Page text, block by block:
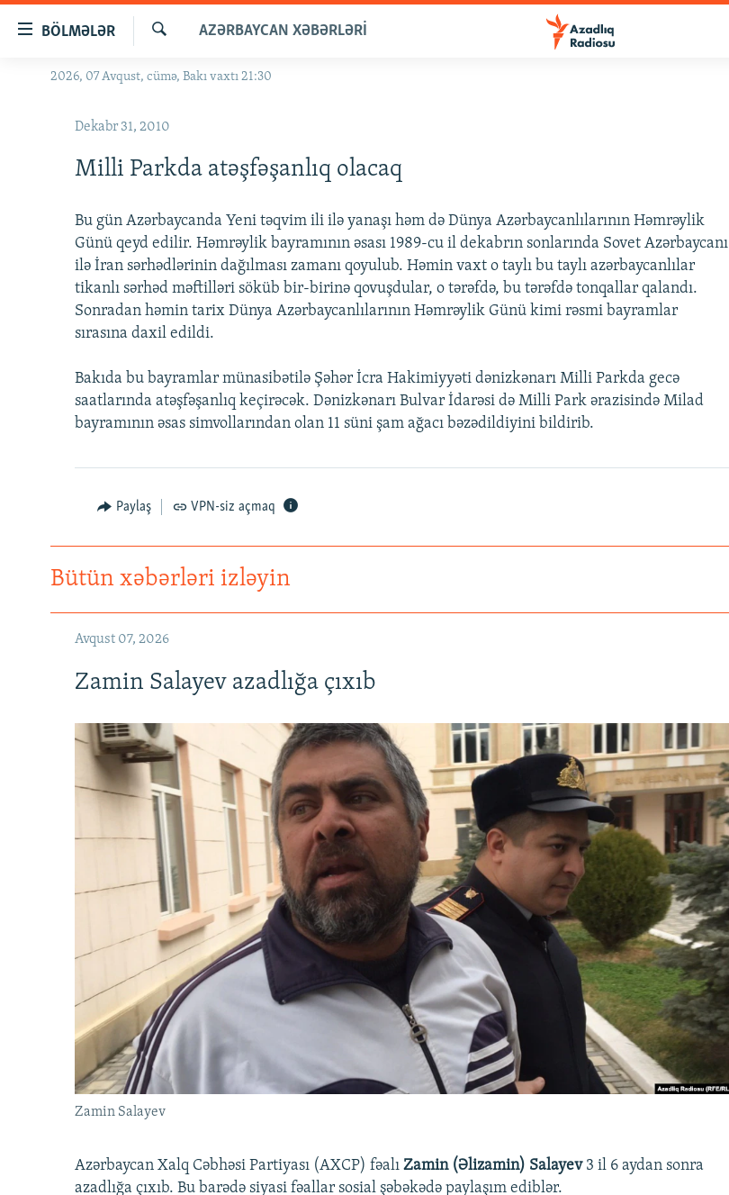
naviqasiyaya
BÖLMƏLƏR
GÜNDƏM
#ƏSLINDƏ
FƏRQƏ BAX
QANUNI DOĞRU
ARAŞDIRMA
MULTIMEDIA
FOTOQALEREYA
İNFOQRAFIKA
RADIO ARXIV
OXU ZALI
AZƏRBAYCAN ƏDƏBIYYATI KITABXANASI
İZ - MƏDƏNIYYƏT PROQRAMI
HAQQIMIZDA
MISSIYAMIZ
XƏBƏR BÜLLETENLƏRIMIZ
Axtar
AZƏRBAYCAN XƏBƏRLƏRI
2026, 07 Avqust, cümə, Bakı vaxtı 21:30
Dekabr 31, 2010
Milli Parkda atəşfəşanlıq olacaq
Bu gün Azərbaycanda Yeni təqvim ili ilə yanaşı həm də Dünya Azərbaycanlılarının Həmrəylik
Günü qeyd edilir. Həmrəylik bayramının əsası 1989-cu il dekabrın sonlarında Sovet Azərbaycanı
ilə İran sərhədlərinin dağılması zamanı qoyulub. Həmin vaxt o taylı bu taylı azərbaycanlılar
tikanlı sərhəd məftilləri söküb bir-birinə qovuşdular, o tərəfdə, bu tərəfdə tonqallar qalandı.
Sonradan həmin tarix Dünya Azərbaycanlılarının Həmrəylik Günü kimi rəsmi bayramlar
sırasına daxil edildi.
Bakıda bu bayramlar münasibətilə Şəhər İcra Hakimiyyəti dənizkənarı Milli Parkda gecə
saatlarında atəşfəşanlıq keçirəcək. Dənizkənarı Bulvar İdarəsi də Milli Park ərazisində Milad
bayramının əsas simvollarından olan 11 süni şam ağacı bəzədildiyini bildirib.
Paylaş VPN-siz açmaq
Bütün xəbərləri izləyin
Avqust 07, 2026
Zamin Salayev azadlığa çıxıb
Zamin Salayev
Azərbaycan Xalq Cəbhəsi Partiyası (AXCP) fəalı Zamin (Əlizamin) Salayev 3 il 6 aydan sonra
azadlığa çıxıb. Bu barədə siyasi fəallar sosial şəbəkədə paylaşım ediblər.